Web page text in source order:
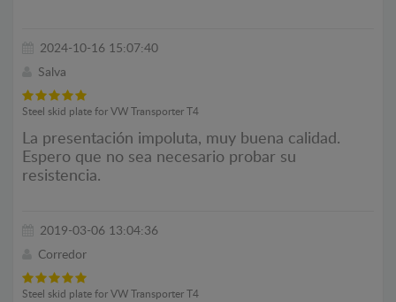
2024-10-16 15:07:40
Salva
Steel skid plate for VW Transporter T4
La presentación impoluta, muy buena calidad.
Espero que no sea necesario probar su
resistencia.
2019-03-06 13:04:36
Corredor
Steel skid plate for VW Transporter T4